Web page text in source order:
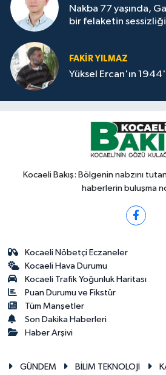
Nakba 77 yaşında,
bir felaketin sessizliği
FAKİR YILMAZ
Yüksel Ercan'ın
Kocaeli Bakış: Bölgenin nabzını
haberlerin buluşma
Kocaeli Nöbetçi Eczaneler
Kocaeli Hava Durumu
Kocaeli Trafik Yoğunluk Haritası
Puan Durumu ve Fikstür
Tüm Manşetler
Son Dakika Haberleri
Haber Arşivi
GÜNDEM BİLİM TEKNOLOJİ